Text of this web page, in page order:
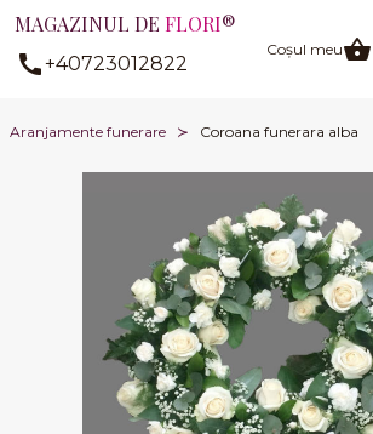
MAGAZINUL DE FLORI®
+40723012822
Coșul meu
Aranjamente funerare Coroana funerara alba